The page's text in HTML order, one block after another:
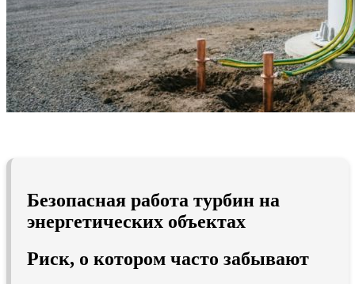
Безопасная работа турбин на
энергетических объектах
Риск, о котором часто забывают